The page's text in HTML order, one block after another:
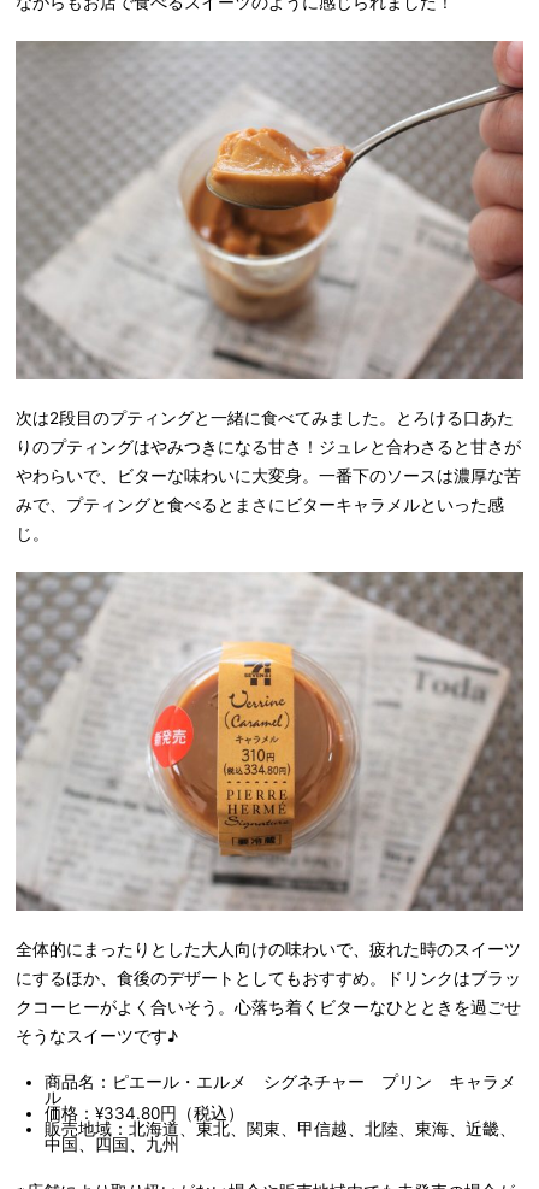
次は2段目のプティングと一緒に食べてみました。とろける口あた
りのプティングはやみつきになる甘さ！ジュレと合わさると甘さが
やわらいで、ビターな味わいに大変身。一番下のソースは濃厚な苦
みで、プティングと食べるとまさにビターキャラメルといった感
じ。
全体的にまったりとした大人向けの味わいで、疲れた時のスイーツ
にするほか、食後のデザートとしてもおすすめ。ドリンクはブラッ
クコーヒーがよく合いそう。心落ち着くビターなひとときを過ごせ
そうなスイーツです♪
商品名：ピエール・エルメ シグネチャー プリン キャラメ
ル
価格：¥334.80円（税込）
販売地域：北海道、東北、関東、甲信越、北陸、東海、近畿、
中国、四国、九州